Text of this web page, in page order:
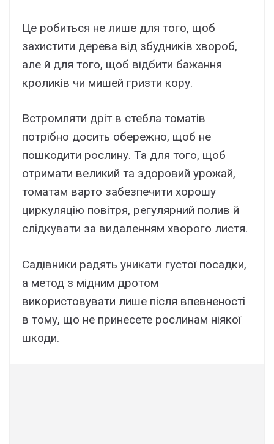
Це робиться не лише для того, щоб
захистити дерева від збудників хвороб,
але й для того, щоб відбити бажання
кроликів чи мишей гризти кору.
Встромляти дріт в стебла томатів
потрібно досить обережно, щоб не
пошкодити рослину. Та для того, щоб
отримати великий та здоровий урожай,
томатам варто забезпечити хорошу
циркуляцію повітря, регулярний полив й
слідкувати за видаленням хворого листя.
Садівники радять уникати густої посадки,
а метод з мідним дротом
використовувати лише після впевненості
в тому, що не принесете рослинам ніякої
шкоди.